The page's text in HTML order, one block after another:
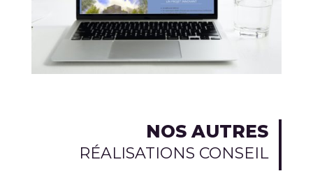
NOS AUTRES
RÉALISATIONS CONSEIL